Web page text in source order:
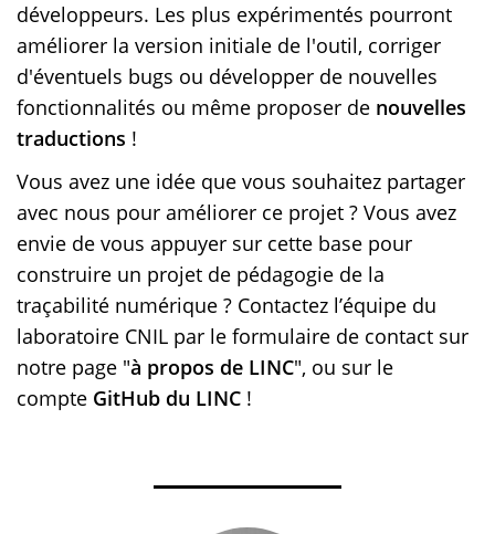
développeurs. Les plus expérimentés pourront
améliorer la version initiale de l'outil, corriger
d'éventuels bugs ou développer de nouvelles
fonctionnalités ou même proposer de nouvelles
traductions !
Vous avez une idée que vous souhaitez partager
avec nous pour améliorer ce projet ? Vous avez
envie de vous appuyer sur cette base pour
construire un projet de pédagogie de la
traçabilité numérique ? Contactez l’équipe du
laboratoire CNIL par le formulaire de contact sur
notre page "à propos de LINC", ou sur le
compte GitHub du LINC !